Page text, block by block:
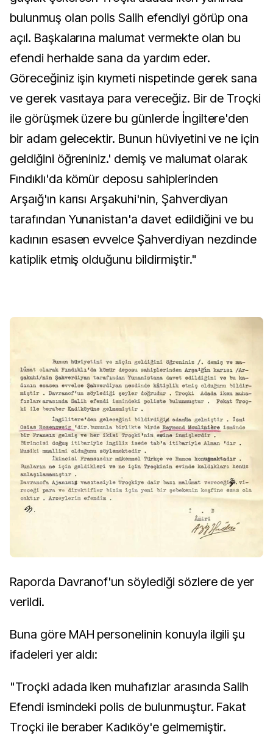
bulunmuş olan polis Salih efendiyi görüp ona
açıl. Başkalarına malumat vermekte olan bu
efendi herhalde sana da yardım eder.
Göreceğiniz işin kıymeti nispetinde gerek sana
ve gerek vasıtaya para vereceğiz. Bir de Troçki
ile görüşmek üzere bu günlerde İngiltere'den
bir adam gelecektir. Bunun hüviyetini ve ne için
geldiğini öğreniniz.' demiş ve malumat olarak
Fındıklı'da kömür deposu sahiplerinden
Arşaığ'ın karısı Arşakuhi'nin, Şahverdiyan
tarafından Yunanistan'a davet edildiğini ve bu
kadının esasen evvelce Şahverdiyan nezdinde
katiplik etmiş olduğunu bildirmiştir."
Raporda Davranof'un söylediği sözlere de yer
verildi.
Buna göre MAH personelinin konuyla ilgili şu
ifadeleri yer aldı:
"Troçki adada iken muhafızlar arasında Salih
Efendi ismindeki polis de bulunmuştur. Fakat
Troçki ile beraber Kadıköy'e gelmemiştir.